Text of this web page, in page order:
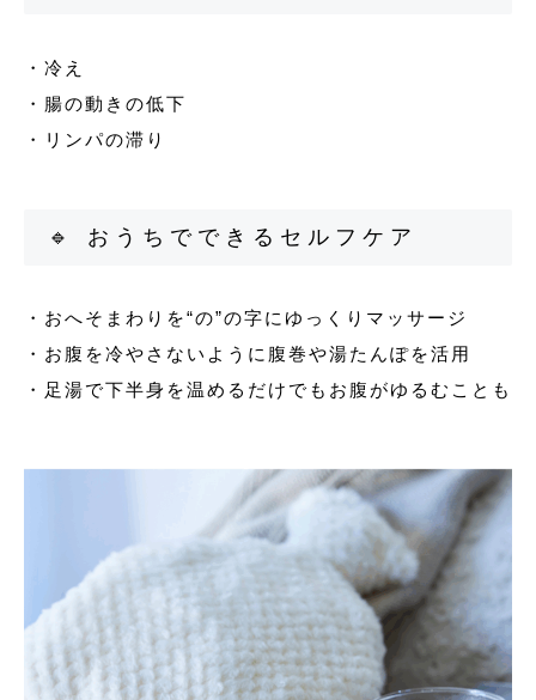
・冷え
・腸の動きの低下
・リンパの滞り
🔹 おうちでできるセルフケア
・おへそまわりを“の”の字にゆっくりマッサージ
・お腹を冷やさないように腹巻や湯たんぽを活用
・足湯で下半身を温めるだけでもお腹がゆるむことも